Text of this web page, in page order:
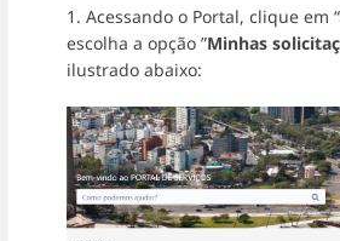
1. Acessando o Portal, clique em “
escolha a opção ”Minhas
ilustrado abaixo: